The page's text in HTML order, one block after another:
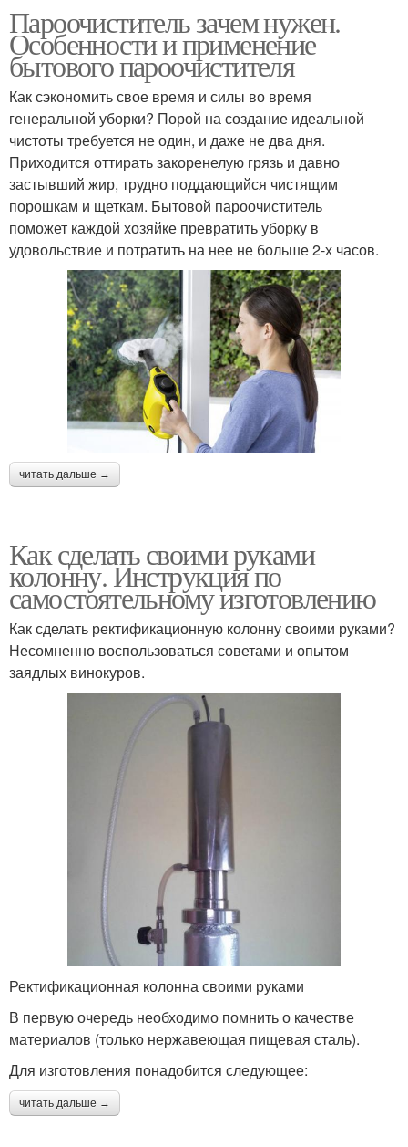
Пароочиститель зачем нужен.
Особенности и применение
бытового пароочистителя
Как сэкономить свое время и силы во время
генеральной уборки? Порой на создание идеальной
чистоты требуется не один, и даже не два дня.
Приходится оттирать закоренелую грязь и давно
застывший жир, трудно поддающийся чистящим
порошкам и щеткам. Бытовой пароочиститель
поможет каждой хозяйке превратить уборку в
удовольствие и потратить на нее не больше 2-х часов.
читать дальше →
Как сделать своими руками
колонну. Инструкция по
самостоятельному изготовлению
Как сделать ректификационную колонну своими руками?
Несомненно воспользоваться советами и опытом
заядлых винокуров.
Ректификационная колонна своими руками
В первую очередь необходимо помнить о качестве
материалов (только нержавеющая пищевая сталь).
Для изготовления понадобится следующее:
читать дальше →